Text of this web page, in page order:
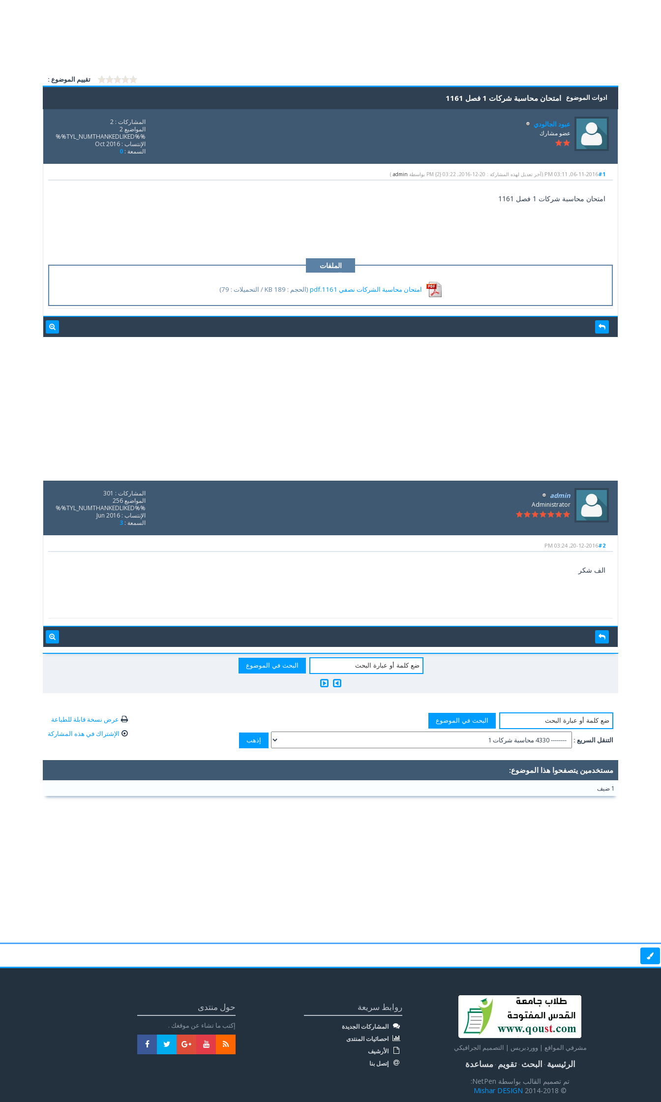
تقييم الموضوع :
ادوات الموضوع امتحان محاسبة شركات 1 فصل 1161
عبود الجالودي
عضو مشارك
المشاركات : 2
المواضيع 2
%%TYL_NUMTHANKEDLIKED%%
الإنتساب : Oct 2016
السمعة : 0
#1
06-11-2016, 03:11 PM (آخر تعديل لهذه المشاركة : 20-12-2016, 03:22 PM {2} بواسطة admin
.)
امتحان محاسبة شركات 1 فصل 1161
الملفات
المرفقة
امتحان محاسبة الشركات نصفي 1161.pdf (الحجم : 189 KB / التحميلات : 79)
admin
Administrator
المشاركات : 301
المواضيع 256
%%TYL_NUMTHANKEDLIKED%%
الإنتساب : Jun 2016
السمعة : 3
#2
20-12-2016, 03:24 PM
الف شكر
عرض نسخة قابلة للطباعة
الإشتراك في هذه المشاركة
التنقل السريع :
مستخدمين يتصفحوا هذا الموضوع:
1 ضيف
مشرفي المواقع | ووردبريس | التصميم الجرافيكي
الرئيسية · البحث ·تقويم ·مساعدة
تم تصميم القالب بواسطة NetPen:
© 2014-2018
روابط سريعة
المشاركات الجديدة
احصائيات المنتدى
الأرشيف
إتصل بنا
حول منتدى
إكتب ما تشاء عن موقغك .